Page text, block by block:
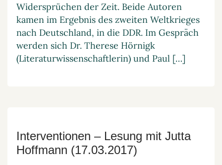
Widersprüchen der Zeit. Beide Autoren
kamen im Ergebnis des zweiten Weltkrieges
nach Deutschland, in die DDR. Im Gespräch
werden sich Dr. Therese Hörnigk
(Literaturwissenschaftlerin) und Paul […]
Interventionen – Lesung mit Jutta
Hoffmann (17.03.2017)